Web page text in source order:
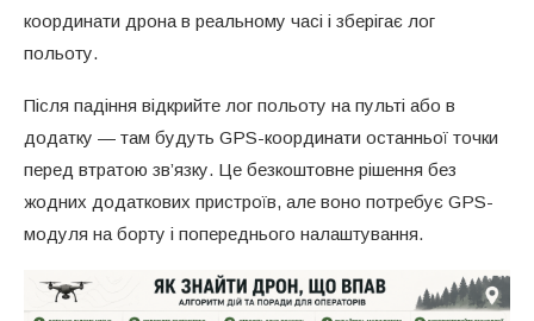
координати дрона в реальному часі і зберігає лог
польоту.
Після падіння відкрийте лог польоту на пульті або в
додатку — там будуть GPS-координати останньої точки
перед втратою зв’язку. Це безкоштовне рішення без
жодних додаткових пристроїв, але воно потребує GPS-
модуля на борту і попереднього налаштування.